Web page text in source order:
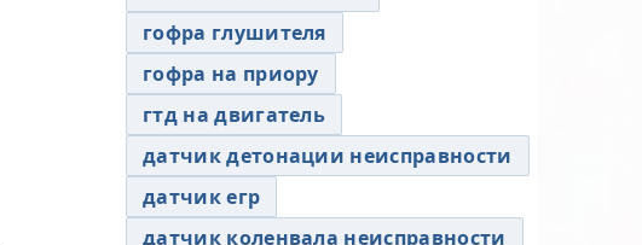
гофра глушителя
гофра на приору
гтд на двигатель
датчик детонации неисправности
датчик егр
датчик коленвала неисправности